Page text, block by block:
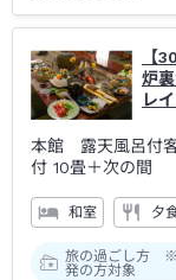
【
炉
レ
本館 露天風呂付
付 10畳＋次の間
和室 夕
旅の過ごし方
発の方対象